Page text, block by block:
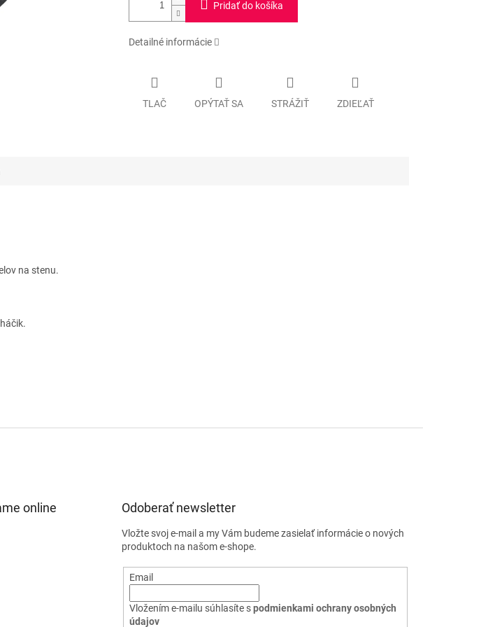
Pridať do košíka
Detailné informácie
TLAČ OPÝTAŤ SA STRÁŽIŤ ZDIEĽAŤ
na stenu.
online
Odoberať newsletter
Vložte svoj e-mail a my Vám budeme zasielať informácie o nových
produktoch na našom e-shope.
Email
Vložením e-mailu súhlasíte spodmienkami ochrany osobných
údajov